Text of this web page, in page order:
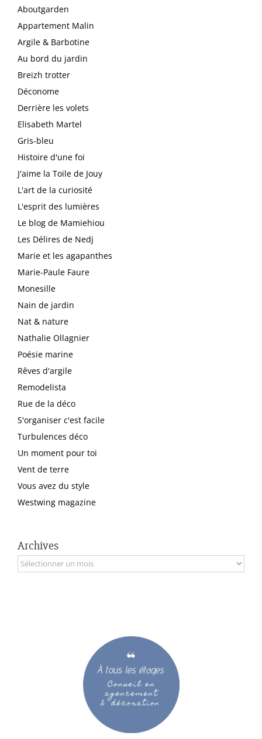
Aboutgarden
Appartement Malin
Argile & Barbotine
Au bord du jardin
Breizh trotter
Déconome
Derrière les volets
Elisabeth Martel
Gris-bleu
Histoire d'une foi
J'aime la Toile de Jouy
L'art de la curiosité
L'esprit des lumières
Le blog de Mamiehiou
Les Délires de Nedj
Marie et les agapanthes
Marie-Paule Faure
Monesille
Nain de jardin
Nat & nature
Nathalie Ollagnier
Poésie marine
Rêves d'argile
Remodelista
Rue de la déco
S'organiser c'est facile
Turbulences déco
Un moment pour toi
Vent de terre
Vous avez du style
Westwing magazine
Archives
Archives